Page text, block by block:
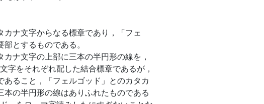
ナ文字からなる標章であり，「フェ
とするものである。
ナ文字の上部に三本の半円形の線を，
字をそれぞれ配した結合標章であるが，
ること，「フェルゴッド」とのカタカ
の半円形の線はありふれたものである